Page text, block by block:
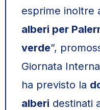
esprime inoltre
alberi per
verde”,
Giornata
ha previsto la
alberi destinati